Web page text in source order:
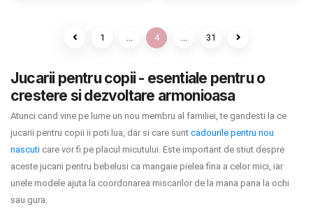
1 ... 4 ... 31
Jucarii pentru copii - esentiale pentru o
crestere si dezvoltare armonioasa
Atunci cand vine pe lume un nou membru al familiei, te gandesti la ce
jucarii pentru copii ii poti lua, dar si care sunt cadourile pentru nou
nascuti care vor fi pe placul micutului. Este important de stiut despre
aceste jucarii pentru bebelusi ca mangaie pielea fina a celor mici, iar
unele modele ajuta la coordonarea miscarilor de la mana pana la ochi
sau gura.